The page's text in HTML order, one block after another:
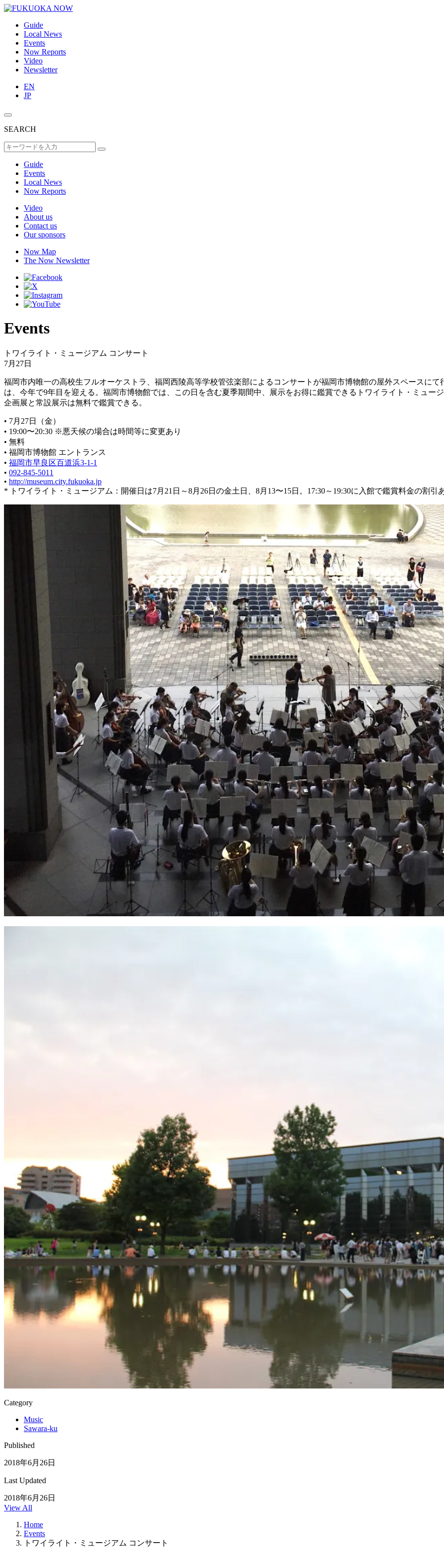
Guide
Local News
Events
Now Reports
Video
Newsletter
EN
JP
SEARCH
Guide
Events
Local News
Now Reports
Video
About us
Contact us
Our sponsors
Now Map
The Now Newsletter
Events
トワイライト・ミュージアム コンサート
7月27日
福岡市内唯一の高校生フルオーケストラ、福岡西陵高等学校管弦楽部によるコンサートが福岡市博物館の屋外スペースに
は、今年で9年目を迎える。福岡市博物館では、この日を含む夏季期間中、展示をお得に鑑賞できるトワイライト・ミュー
企画展と常設展示は無料で鑑賞できる。
• 7月27日（金）
• 19:00〜20:30 ※悪天候の場合は時間等に変更あり
• 無料
• 福岡市博物館 エントランス
• 福岡市早良区百道浜3-1-1
• 092-845-5011
• http://museum.city.fukuoka.jp
* トワイライト・ミュージアム：開催日は7月21日～8月26日の金土日、8月13〜15日。17:30～19:30に入館で鑑賞料金の割引
Category
Music
Sawara-ku
Published
2018年6月26日
Last Updated
2018年6月26日
View All
Home
Events
トワイライト・ミュージアム コンサート